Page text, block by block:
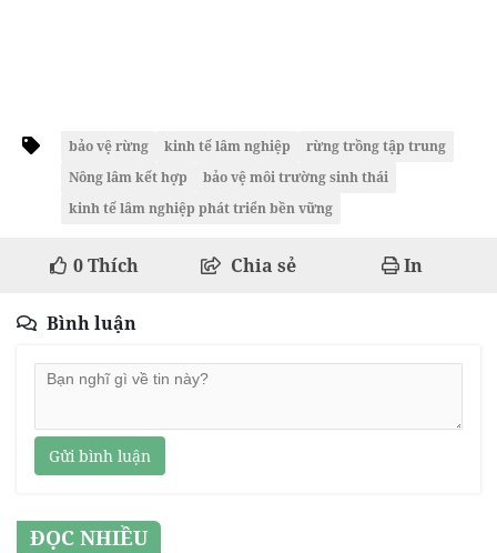
bảo vệ rừng kinh tế lâm nghiệp
rừng trồng tập trung
Nông lâm kết hợp
bảo vệ môi trường sinh thái
kinh tế lâm nghiệp phát triển bền vững
0Thích Chia sẻ In
Bình luận
Gửi bình luận
ĐỌC NHIỀU